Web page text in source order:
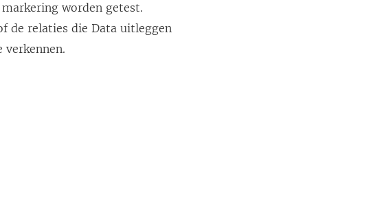
worden getest.
de relaties die Data uitleggen